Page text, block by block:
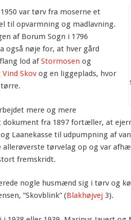
var tørv fra moserne et
til opvarmning og madlavning.
af Borum Sogn i 1796
også nøje for, at hver gård
lod afStormosen og
Vind Skov og en liggeplads, hvor
mere og mere
dokument fra 1897 fortæller, at
Laanekasse til udpumpning af
allerøverste tørvelag op og var
fremskridt.
nogle husmænd sig i tørv og
”Skovblink” (Blakhøjvej 3).